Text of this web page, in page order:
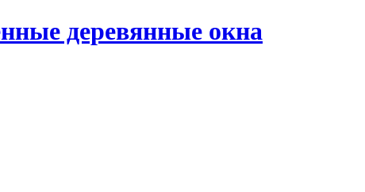
деревянные окна